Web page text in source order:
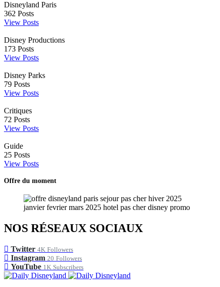
Disneyland Paris
362 Posts
View Posts
Disney Productions
173 Posts
View Posts
Disney Parks
79 Posts
View Posts
Critiques
72 Posts
View Posts
Guide
25 Posts
View Posts
Offre du moment
NOS RÉSEAUX SOCIAUX
Twitter 4K Followers
Instagram 20 Followers
YouTube 1K Subscribers